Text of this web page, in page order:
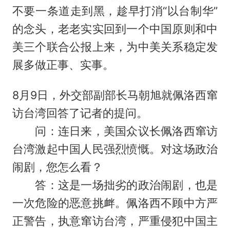
不要一条道走到黑，趁早打消“以台制华”
的念头，老老实实回到一个中国原则和中
美三个联合公报上来，为中美关系稳定发
展多做正事、实事。
8月9日，外交部副部长马朝旭就佩洛西窜
访台湾回答了记者的提问。
问：连日来，美国众议长佩洛西窜访
台湾激起中国人民强烈愤慨。对这场政治
闹剧，您怎么看？
答：这是一场拙劣的政治闹剧，也是
一次危险的恶意挑衅。佩洛西不顾中方严
正警告，执意窜访台湾，严重侵犯中国主